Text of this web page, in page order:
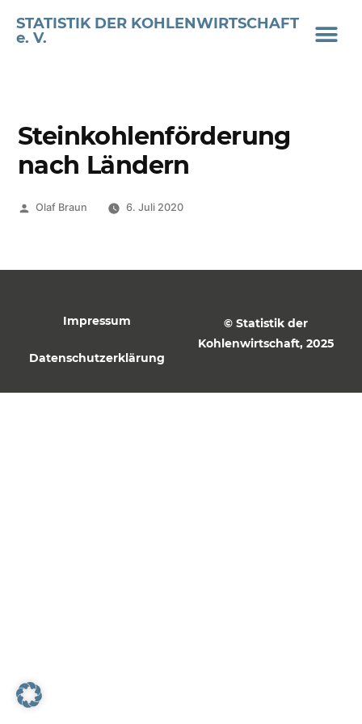
STATISTIK DER KOHLENWIRTSCHAFT
e. V.
Steinkohlenförderung
nach Ländern
Olaf Braun 6. Juli 2020
Impressum
Datenschutzerklärung
© Statistik der
Kohlenwirtschaft, 2025